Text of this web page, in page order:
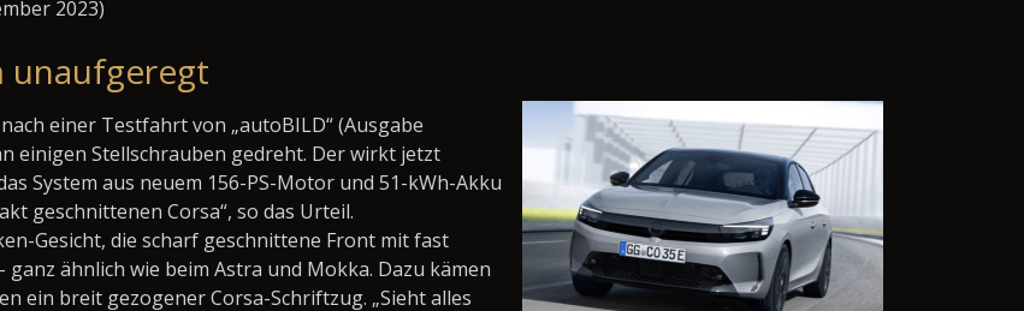
2023)
unaufgeregt
einer Testfahrt von „autoBILD“ (Ausgabe
einigen Stellschrauben gedreht. Der wirkt jetzt
System aus neuem 156-PS-Motor und 51-kWh-Akku
geschnittenen Corsa“, so das Urteil.
Gesicht, die scharf geschnittene Front mit fast
ähnlich wie beim Astra und Mokka. Dazu kämen
ein breit gezogener Corsa-Schriftzug. „Sieht alles